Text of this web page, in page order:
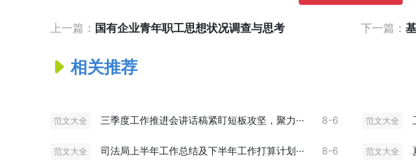
上一篇： 国有企业青年职工思想状况调查与思考 下一篇：
相关推荐
范文大全 三季度工作推进会讲话稿紧盯短板攻坚，聚力··· 8-6 范文大全
范文大全 司法局上半年工作总结及下半年工作打算计划··· 8-6 范文大全